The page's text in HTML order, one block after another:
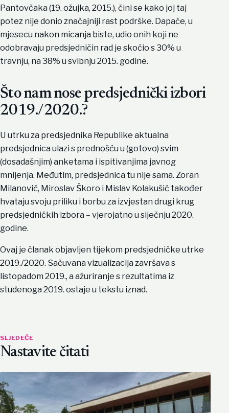
Pantovčaka (19. ožujka, 2015.), čini se kako joj taj
potez nije donio značajniji rast podrške. Dapače, u
mjesecu nakon micanja biste, udio onih koji ne
odobravaju predsjedničin rad je skočio s 30% u
travnju, na 38% u svibnju 2015. godine.
Što nam nose predsjednički izbori
2019./2020.?
U utrku za predsjednika Republike aktualna
predsjednica ulazi s prednošću u (gotovo) svim
(dosadašnjim) anketama i ispitivanjima javnog
mnijenja. Međutim, predsjednica tu nije sama. Zoran
Milanović, Miroslav Škoro i Mislav Kolakušić također
hvataju svoju priliku i borbu za izvjestan drugi krug
predsjedničkih izbora – vjerojatno u siječnju 2020.
godine.
Ovaj je članak objavljen tijekom predsjedničke utrke
2019./2020. Sačuvana vizualizacija završava s
listopadom 2019., a ažuriranje s rezultatima iz
studenoga 2019. ostaje u tekstu iznad.
SLJEDEĆE
Nastavite čitati